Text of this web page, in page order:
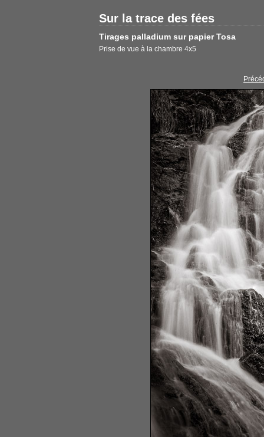
Sur la trace des fées
Tirages palladium sur papier Tosa
Prise de vue à la chambre 4x5